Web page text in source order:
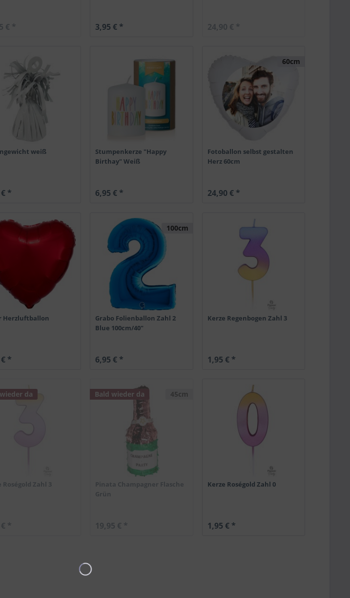
€ * 3,95 € * 24,90 € *
weiß
*
Stumpenkerze "Happy
Birthay" Weiß
6,95 € *
60cm
Fotoballon selbst gestalten
Herz 60cm
24,90 € *
Herzluftballon
*
100cm
Grabo Folienballon Zahl 2
Blue 100cm/40"
6,95 € *
Kerze Regenbogen Zahl 3
1,95 € *
da
Roségold Zahl 3
*
Bald wieder da 45cm
Pinata Champagner Flasche
Grün
19,95 € *
Kerze Roségold Zahl 0
1,95 € *